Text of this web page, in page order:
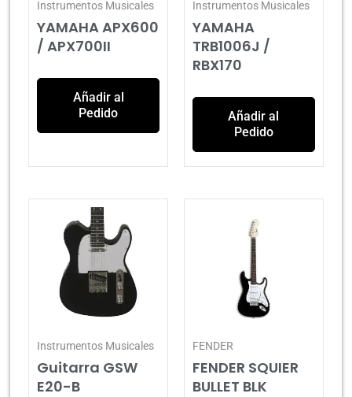
Instrumentos Musicales
YAMAHA APX600
/ APX700II
Añadir al
Pedido
Instrumentos Musicales
YAMAHA
TRB1006J /
RBX170
Añadir al
Pedido
Instrumentos Musicales
Guitarra GSW
E20-B
FENDER
FENDER SQUIER
BULLET BLK